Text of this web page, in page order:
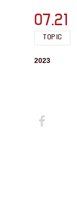
07.21
TOPIC
2023